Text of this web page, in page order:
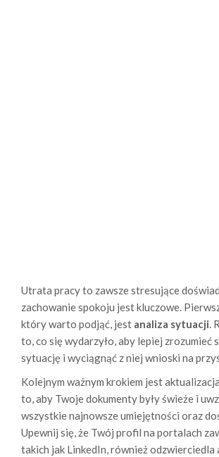
Utrata pracy to zawsze stresujące
zachowanie spokoju jest kluczowe.
który warto podjąć, jest analiza sytuacji.
to, co się wydarzyło, aby lepiej zrozumieć
sytuację i wyciągnąć z niej wnioski na
Kolejnym ważnym krokiem jest aktualizacja
to, aby Twoje dokumenty były świeże i
wszystkie najnowsze umiejętności oraz
Upewnij się, że Twój profil na portalach
takich jak LinkedIn, również odzwierciedla